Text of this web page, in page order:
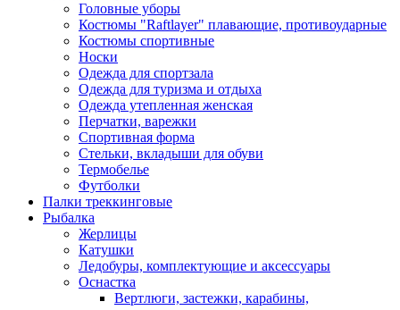
Головные уборы
Костюмы "Raftlayer" плавающие, противоударные
Костюмы спортивные
Носки
Одежда для спортзала
Одежда для туризма и отдыха
Одежда утепленная женская
Перчатки, варежки
Спортивная форма
Стельки, вкладыши для обуви
Термобелье
Футболки
Палки треккинговые
Рыбалка
Жерлицы
Катушки
Ледобуры, комплектующие и аксессуары
Оснастка
Вертлюги, застежки, карабины,